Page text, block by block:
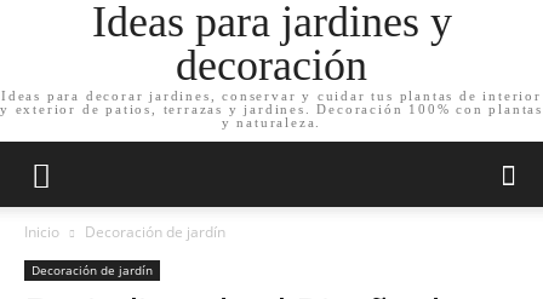
Ideas para jardines y
decoración
Ideas para decorar jardines, conservar y cuidar tus plantas de interior
y exterior de patios, terrazas y jardines. Decoración 100% con plantas
y naturaleza.
Inicio Decoración de jardín
Decoración de jardín